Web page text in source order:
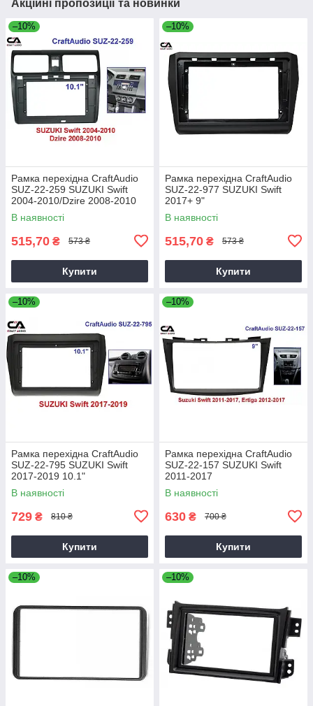
Акційні пропозиції та новинки
–10%
Рамка перехідна CraftAudio
SUZ-22-259 SUZUKI Swift
2004-2010/Dzire 2008-2010
10"
В наявності
515,70 ₴ 573 ₴
Купити
–10%
Рамка перехідна CraftAudio
SUZ-22-977 SUZUKI Swift
2017+ 9"
В наявності
515,70 ₴ 573 ₴
Купити
–10%
Рамка перехідна CraftAudio
SUZ-22-795 SUZUKI Swift
2017-2019 10.1"
В наявності
729 ₴ 810 ₴
Купити
–10%
Рамка перехідна CraftAudio
SUZ-22-157 SUZUKI Swift
2011-2017
В наявності
630 ₴ 700 ₴
Купити
–10% –10%